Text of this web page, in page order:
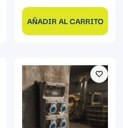
AÑADIR AL CARRITO